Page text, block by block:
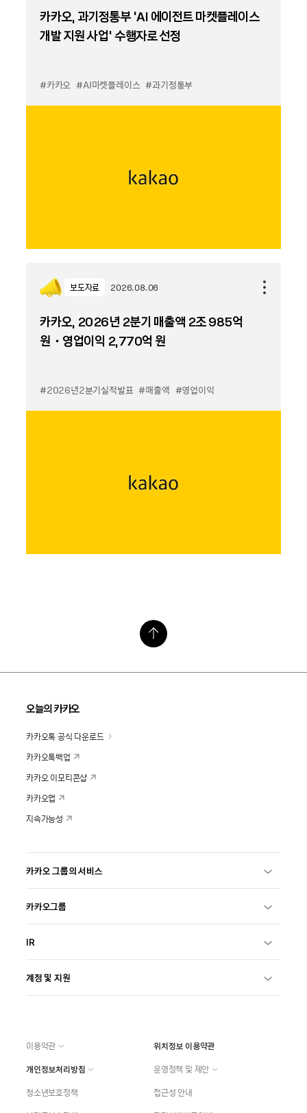
카카오, 과기정통부 ‘AI 에이전트 마켓플레이스
개발 지원 사업’ 수행자로 선정
#카카오 #AI마켓플레이스 #과기정통부
보도자료 2026.08.06
카카오, 2026년 2분기 매출액 2조 985억
원・영업이익 2,770억 원
#2026년2분기실적발표 #매출액 #영업이익
오늘의 카카오
카카오톡 공식 다운로드
카카오톡백업
카카오 이모티콘샵
카카오맵
지속가능성
카카오 그룹의 서비스
카카오그룹
IR
계정 및 지원
이용약관
위치정보 이용약관
개인정보처리방침
운영정책 및 제안
청소년보호정책
접근성 안내